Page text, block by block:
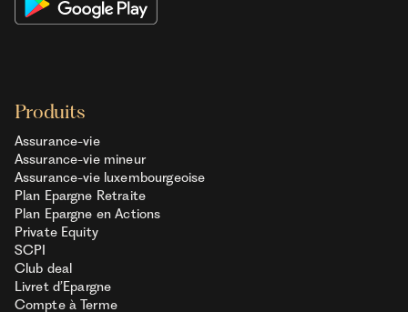
Produits
Assurance-vie
Assurance-vie mineur
Assurance-vie luxembourgeoise
Plan Epargne Retraite
Plan Epargne en Actions
Private Equity
SCPI
Club deal
Livret d’Epargne
Compte à Terme